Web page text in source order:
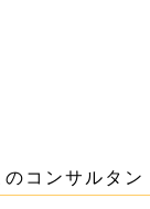
のコンサルタ